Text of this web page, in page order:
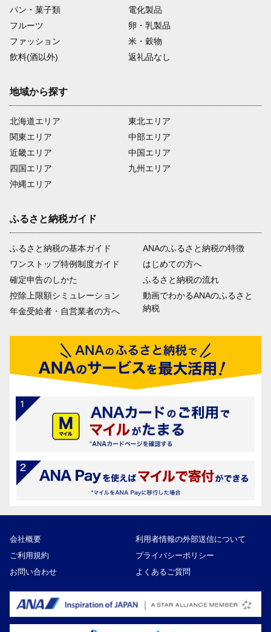
パン・菓子類
電化製品
フルーツ
卵・乳製品
ファッション
米・穀物
飲料(酒以外)
返礼品なし
地域から探す
北海道エリア
関東エリア
近畿エリア
四国エリア
沖縄エリア
東北エリア
中部エリア
中国エリア
九州エリア
ふるさと納税ガイド
ふるさと納税の基本ガイド
ワンストップ特例制度ガイド
確定申告のしかた
控除上限額シミュレーション
年金受給者・自営業者の方へ
ANAのふるさと納税の特徴
はじめての方へ
ふるさと納税の流れ
動画でわかるANAのふるさと
納税
会社概要
利用者情報の外部送信について
ご利用規約
プライバシーポリシー
お問い合わせ
よくあるご質問